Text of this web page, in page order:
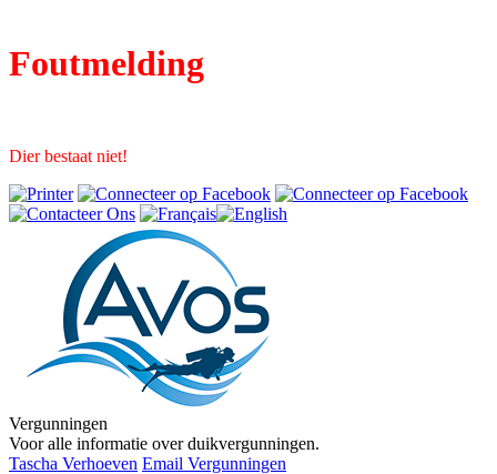
Foutmelding
Dier bestaat niet!
Vergunningen
Voor alle informatie over duikvergunningen.
Tascha Verhoeven Email Vergunningen